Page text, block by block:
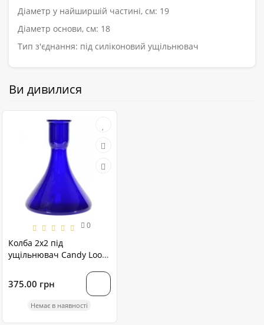
Діаметр у найширшій частині, см: 19
Діаметр основи, см: 18
Тип з'єднання: під силіконовий ущільнювач
Ви дивилися
0
Колба 2х2 під
ущільнювач Candy Loop
375.00 грн
Немає в наявності